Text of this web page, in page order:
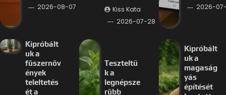
2026-08-07
Kiss Kata
2026-07-28
2026-
Kipróbált
uk a
fűszernöv
ények
teleltetés
ét a
Teszteltü
k a
legnépsze
rűbb
Kipróbált
uk a
magaság
yás
építését